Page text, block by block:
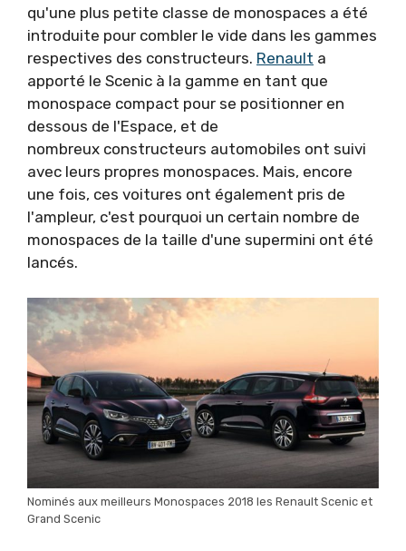
qu'une plus petite classe de monospaces a été
introduite pour combler le vide dans les gammes
respectives des constructeurs. Renault a
apporté le Scenic à la gamme en tant que
monospace compact pour se positionner en
dessous de l'Espace, et de
nombreux constructeurs automobiles ont suivi
avec leurs propres monospaces. Mais, encore
une fois, ces voitures ont également pris de
l'ampleur, c'est pourquoi un certain nombre de
monospaces de la taille d'une supermini ont été
lancés.
Nominés aux meilleurs Monospaces 2018 les Renault Scenic et
Grand Scenic